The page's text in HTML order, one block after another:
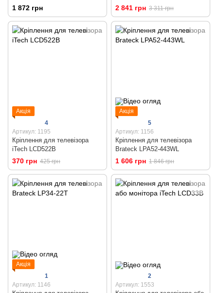
1 872 грн телевізора 37 - 70 дюймів
2 841 грн 3 311 грн
Акція
4
Артикул: 1195
Кріплення для телевізора
iTech LCD522B
370 грн 425 грн
Акція
5
Артикул: 1156
Кріплення для телевізора
Brateck LPA52-443WL
1 606 грн 1 846 грн
Акція
1
Артикул: 1146
2
Артикул: 1553